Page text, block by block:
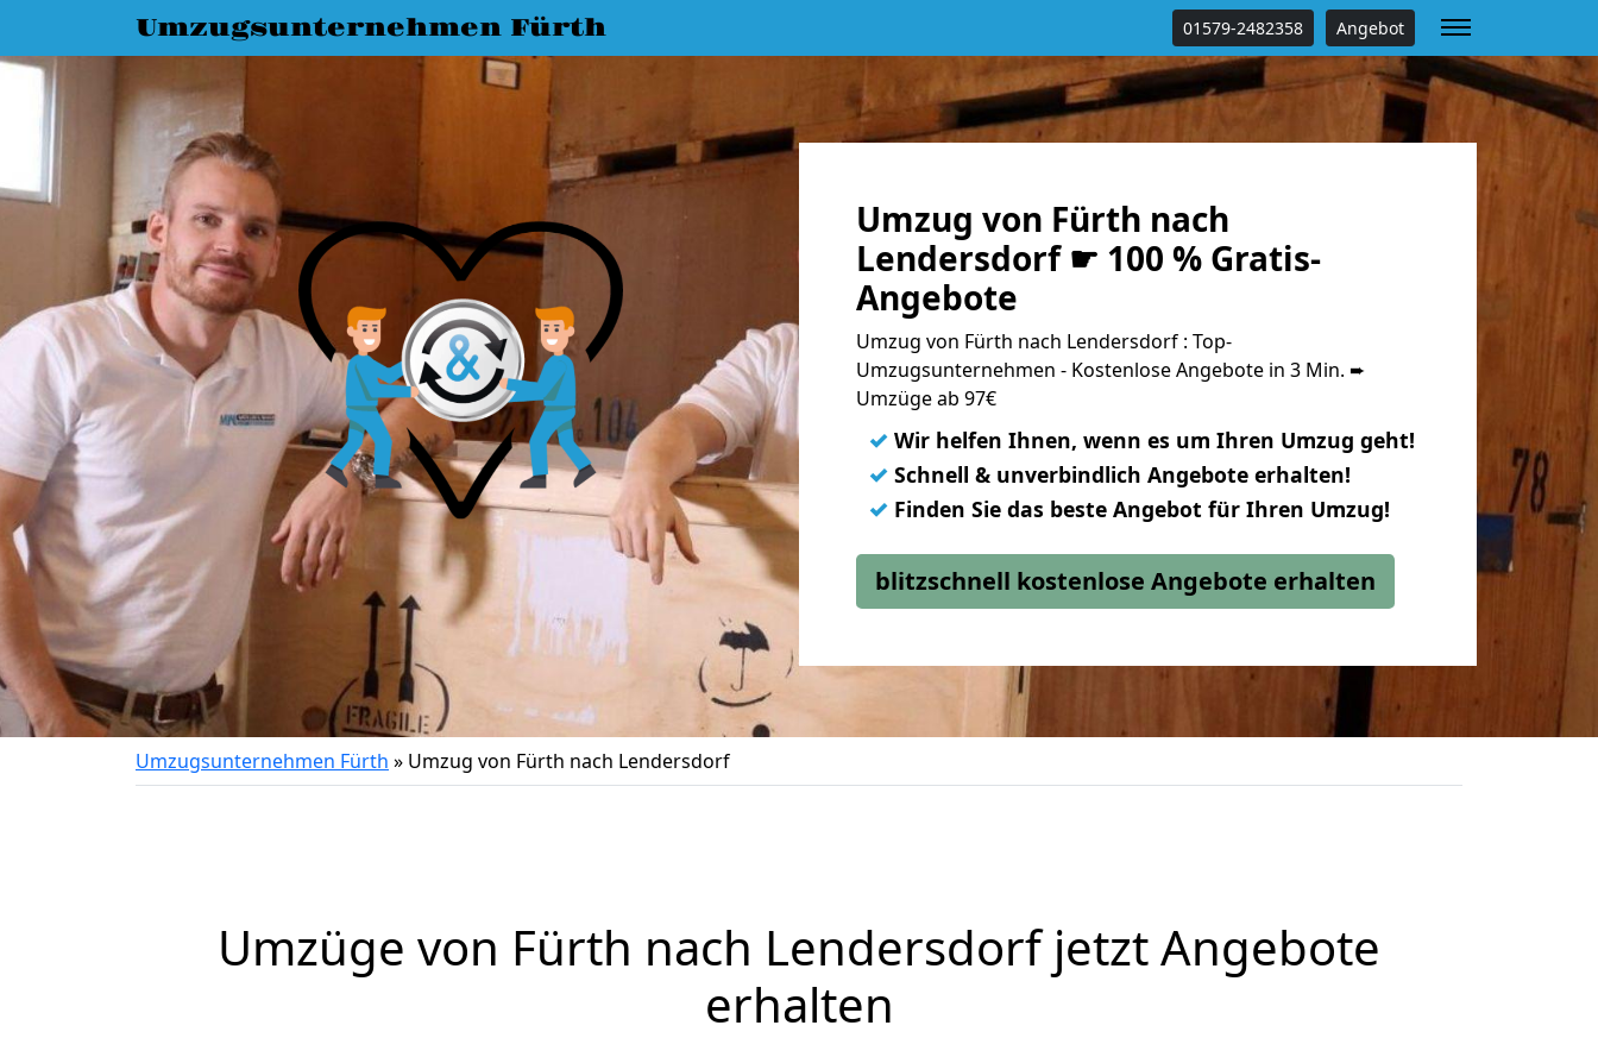
Umzugsunternehmen Fürth 01579-2482358 Angebot
Umzug von Fürth nach
Lendersdorf ☛ 100 % Gratis-
Angebote
Umzug von Fürth nach Lendersdorf : Top-
Umzugsunternehmen - Kostenlose Angebote in 3 Min. ➨
Umzüge ab 97€
✓ Wir helfen Ihnen, wenn es um Ihren Umzug geht!
✓ Schnell & unverbindlich Angebote erhalten!
✓ Finden Sie das beste Angebot für Ihren Umzug!
blitzschnell kostenlose Angebote erhalten
Umzugsunternehmen Fürth » Umzug von Fürth nach Lendersdorf
Umzüge von Fürth nach Lendersdorf jetzt Angebote
erhalten